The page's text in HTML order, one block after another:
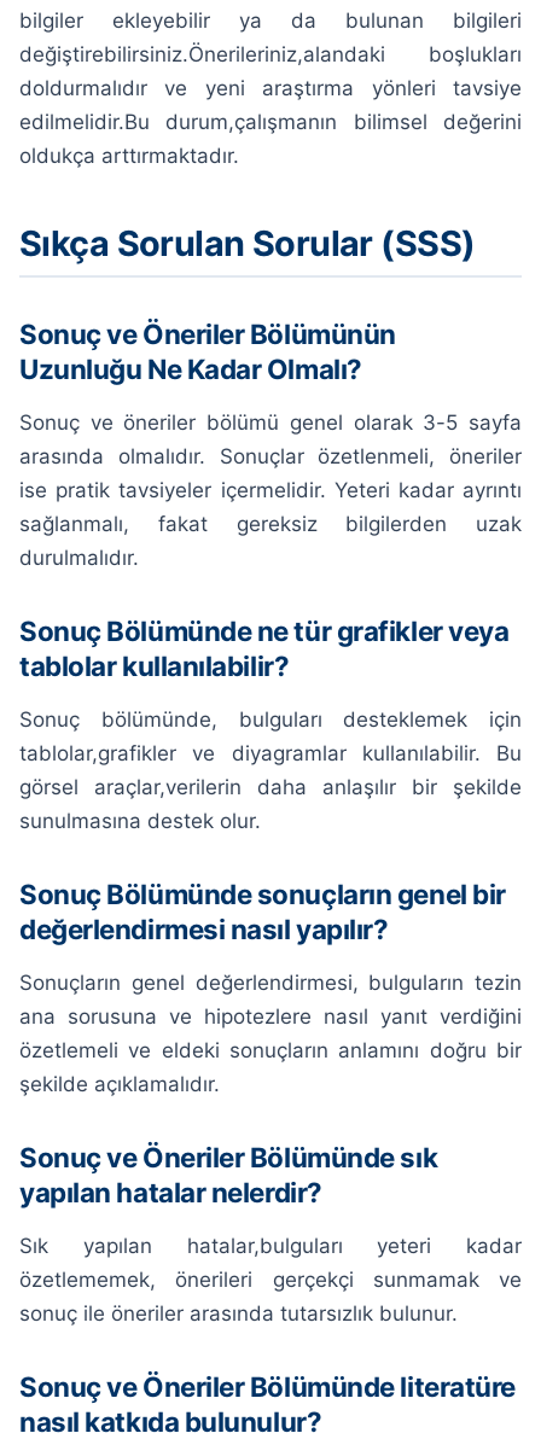
bilgiler ekleyebilir ya da bulunan bilgileri
değiştirebilirsiniz.Önerileriniz,alandaki boşlukları
doldurmalıdır ve yeni araştırma yönleri tavsiye
edilmelidir.Bu durum,çalışmanın bilimsel değerini
oldukça arttırmaktadır.
Sıkça Sorulan Sorular (SSS)
Sonuç ve Öneriler Bölümünün
Uzunluğu Ne Kadar Olmalı?
Sonuç ve öneriler bölümü genel olarak 3-5 sayfa
arasında olmalıdır. Sonuçlar özetlenmeli, öneriler
ise pratik tavsiyeler içermelidir. Yeteri kadar ayrıntı
sağlanmalı, fakat gereksiz bilgilerden uzak
durulmalıdır.
Sonuç Bölümünde ne tür grafikler veya
tablolar kullanılabilir?
Sonuç bölümünde, bulguları desteklemek için
tablolar,grafikler ve diyagramlar kullanılabilir. Bu
görsel araçlar,verilerin daha anlaşılır bir şekilde
sunulmasına destek olur.
Sonuç Bölümünde sonuçların genel bir
değerlendirmesi nasıl yapılır?
Sonuçların genel değerlendirmesi, bulguların tezin
ana sorusuna ve hipotezlere nasıl yanıt verdiğini
özetlemeli ve eldeki sonuçların anlamını doğru bir
şekilde açıklamalıdır.
Sonuç ve Öneriler Bölümünde sık
yapılan hatalar nelerdir?
Sık yapılan hatalar,bulguları yeteri kadar
özetlememek, önerileri gerçekçi sunmamak ve
sonuç ile öneriler arasında tutarsızlık bulunur.
Sonuç ve Öneriler Bölümünde literatüre
nasıl katkıda bulunulur?